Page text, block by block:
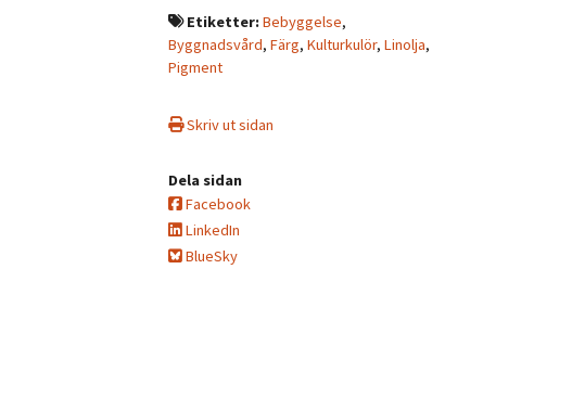
Etiketter:Bebyggelse,
Byggnadsvård, Färg, Kulturkulör, Linolja,
Pigment
Skriv ut sidan
Dela sidan
Facebook
LinkedIn
BlueSky